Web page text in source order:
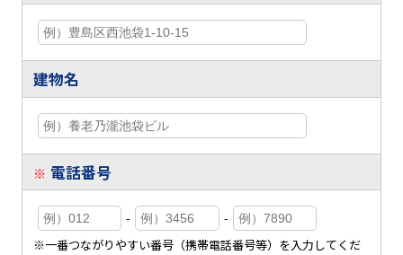
建物名
※ 電話番号
-
-
※一番つながりやすい番号（携帯電話番号等）を入力してくだ